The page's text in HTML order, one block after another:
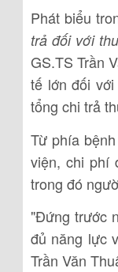
Phát biểu
trả đối với
GS.TS Trần
tế lớn đối
tổng chi trả
Từ phía
viện, chi phí
trong đó
"Đứng trước
đủ năng lực
Trần Văn